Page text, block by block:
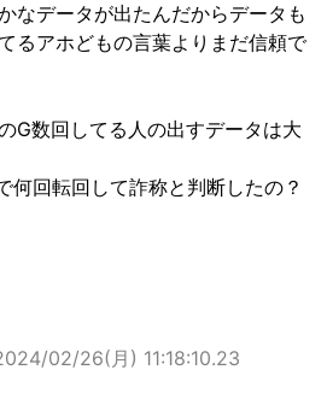
なデータが出たんだからデータも
るアホどもの言葉よりまだ信頼で
G数回してる人の出すデータは大
何回転回して詐称と判断したの？
02/26(月) 11:18:10.23